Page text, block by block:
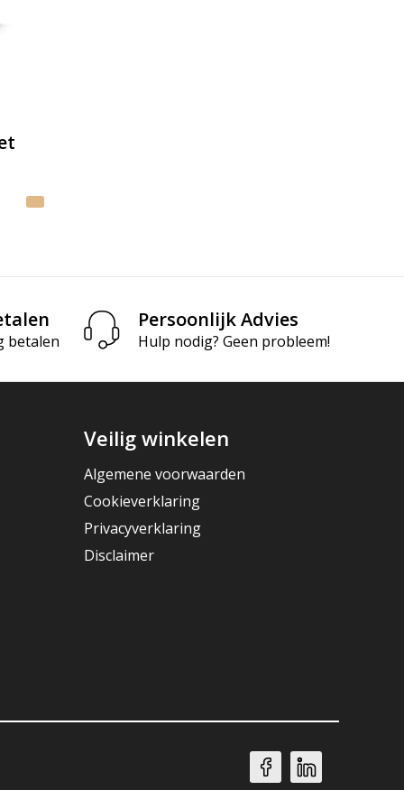
betalen
Persoonlijk Advies
Hulp nodig? Geen probleem!
Veilig winkelen
Algemene voorwaarden
Cookieverklaring
Privacyverklaring
Disclaimer